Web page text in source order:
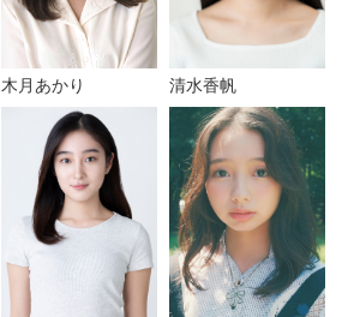
木月あかり 清水香帆